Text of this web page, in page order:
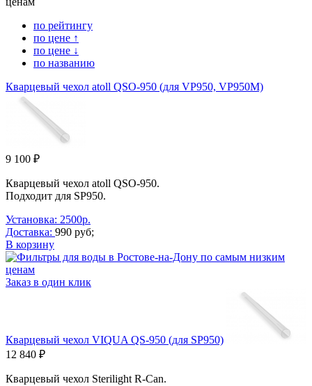
по рейтингу
по цене ↑
по цене ↓
по названию
Кварцевый чехол atoll QSO-950 (для VP950, VP950M)
9 100 ₽
Кварцевый чехол atoll QSO-950.
Подходит для SP950.
Установка: 2500р.
Доставка: 990 руб;
В корзину
Заказ в один клик
Кварцевый чехол VIQUA QS-950 (для SP950)
12 840 ₽
Кварцевый чехол Sterilight R-Can.